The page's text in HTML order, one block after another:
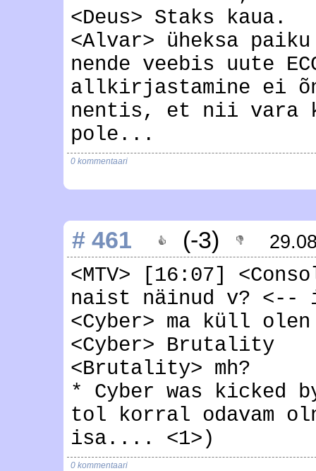
<Deus> Staks kaua.
<Alvar> üheksa
nende veebis uute
allkirjastamine ei
nentis, et nii vara
pole...
0 kommentaari
# 461 (-3)
<MTV> [16:07]
naist näinud v? <--
<Cyber> ma küll olen
<Cyber> Brutality
<Brutality> mh?
* Cyber was kicked
tol korral odavam
isa.... <1>)
0 kommentaari